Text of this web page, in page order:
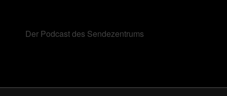
Der Podcast des Sendezentrums